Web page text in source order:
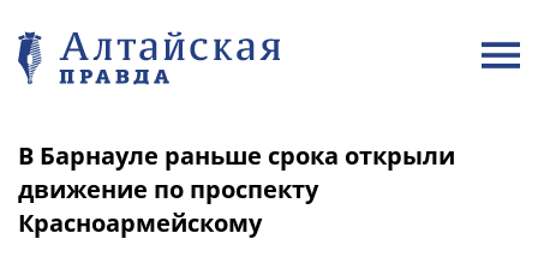
В Барнауле раньше срока открыли
движение по проспекту
Красноармейскому